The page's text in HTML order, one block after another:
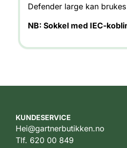
Defender large kan
NB: Sokkel med IEC-
KUNDESERVICE
Hei@gartnerbutikken.no
Tlf. 620 00 849